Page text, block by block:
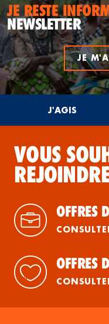
JE RESTE
NEWSLETTER
JE
J'AGIS
VOUS
OFFRES
OFFRES